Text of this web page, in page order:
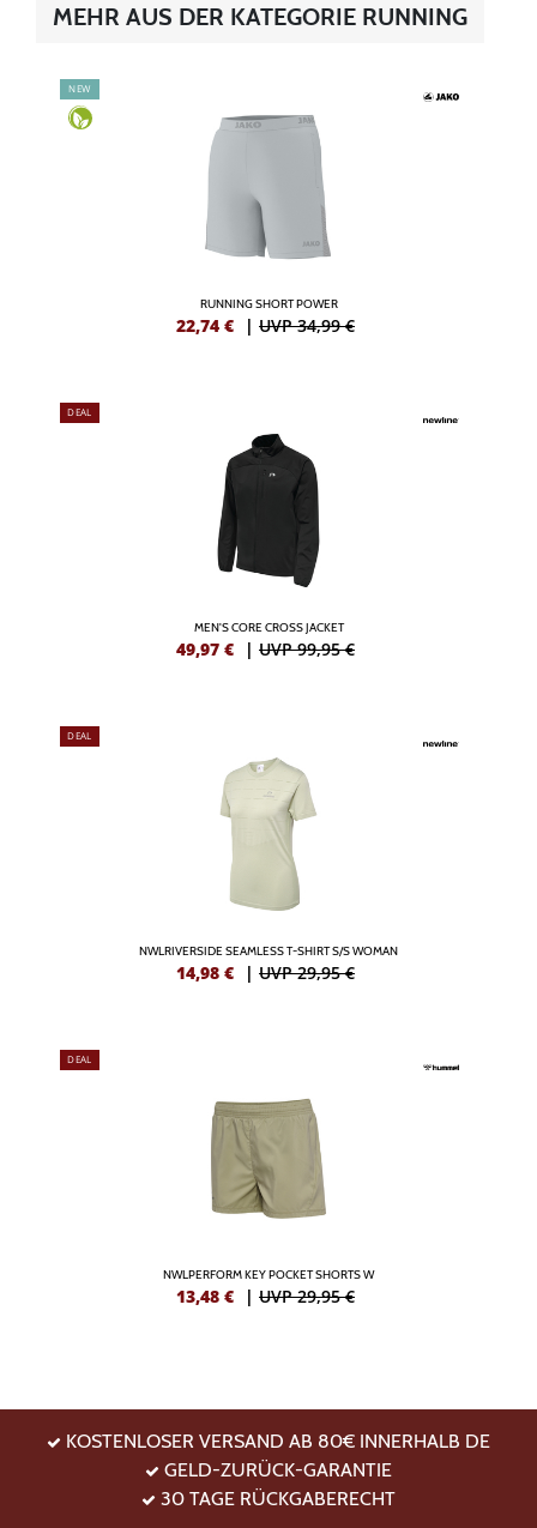
MEHR AUS DER KATEGORIE RUNNING
NEW
RUNNING SHORT POWER
22,74 € | UVP 34,99 €
DEAL
MEN'S CORE CROSS JACKET
49,97 € | UVP 99,95 €
DEAL
NWLRIVERSIDE SEAMLESS T-SHIRT S/S WOMAN
14,98 € | UVP 29,95 €
DEAL
NWLPERFORM KEY POCKET SHORTS W
13,48 € | UVP 29,95 €
KOSTENLOSER VERSAND AB 80€ INNERHALB DE
GELD-ZURÜCK-GARANTIE
30 TAGE RÜCKGABERECHT